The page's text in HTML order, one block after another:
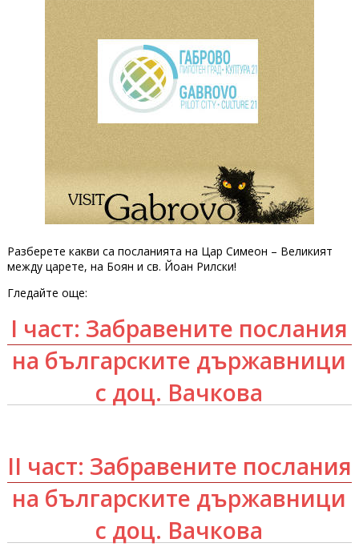
Разберете какви са посланията на Цар Симеон – Великият
между царете, на Боян и св. Йоан Рилски!
Гледайте още:
I част: Забравените послания
на българските държавници
с доц. Вачкова
II част: Забравените послания
на българските държавници
с доц. Вачкова